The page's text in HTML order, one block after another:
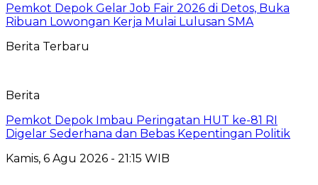
Pemkot Depok Gelar Job Fair 2026 di Detos, Buka
Ribuan Lowongan Kerja Mulai Lulusan SMA
Berita Terbaru
Berita
Pemkot Depok Imbau Peringatan HUT ke-81 RI
Digelar Sederhana dan Bebas Kepentingan Politik
Kamis, 6 Agu 2026 - 21:15 WIB